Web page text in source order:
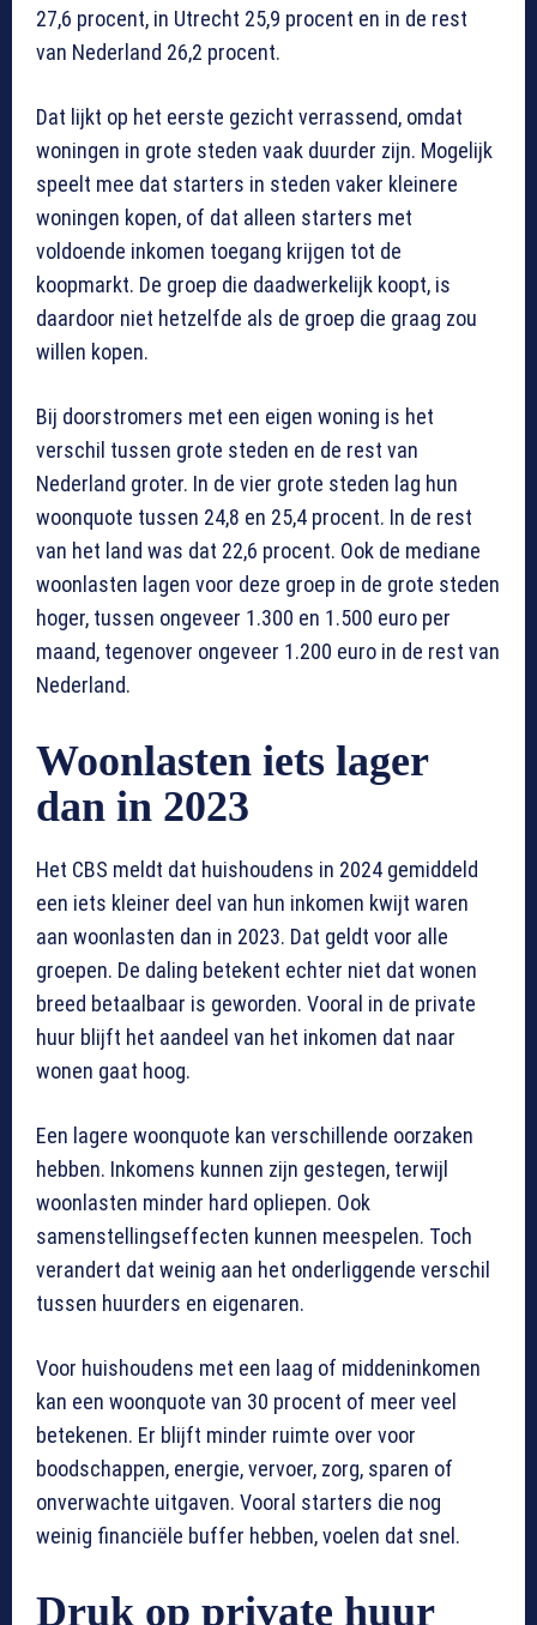
27,6 procent, in Utrecht 25,9 procent en in de rest
van Nederland 26,2 procent.
Dat lijkt op het eerste gezicht verrassend, omdat
woningen in grote steden vaak duurder zijn. Mogelijk
speelt mee dat starters in steden vaker kleinere
woningen kopen, of dat alleen starters met
voldoende inkomen toegang krijgen tot de
koopmarkt. De groep die daadwerkelijk koopt, is
daardoor niet hetzelfde als de groep die graag zou
willen kopen.
Bij doorstromers met een eigen woning is het
verschil tussen grote steden en de rest van
Nederland groter. In de vier grote steden lag hun
woonquote tussen 24,8 en 25,4 procent. In de rest
van het land was dat 22,6 procent. Ook de mediane
woonlasten lagen voor deze groep in de grote steden
hoger, tussen ongeveer 1.300 en 1.500 euro per
maand, tegenover ongeveer 1.200 euro in de rest van
Nederland.
Woonlasten iets lager
dan in 2023
Het CBS meldt dat huishoudens in 2024 gemiddeld
een iets kleiner deel van hun inkomen kwijt waren
aan woonlasten dan in 2023. Dat geldt voor alle
groepen. De daling betekent echter niet dat wonen
breed betaalbaar is geworden. Vooral in de private
huur blijft het aandeel van het inkomen dat naar
wonen gaat hoog.
Een lagere woonquote kan verschillende oorzaken
hebben. Inkomens kunnen zijn gestegen, terwijl
woonlasten minder hard opliepen. Ook
samenstellingseffecten kunnen meespelen. Toch
verandert dat weinig aan het onderliggende verschil
tussen huurders en eigenaren.
Voor huishoudens met een laag of middeninkomen
kan een woonquote van 30 procent of meer veel
betekenen. Er blijft minder ruimte over voor
boodschappen, energie, vervoer, zorg, sparen of
onverwachte uitgaven. Vooral starters die nog
weinig financiële buffer hebben, voelen dat snel.
Druk op private huur